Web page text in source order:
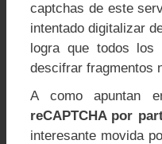
captchas de este
intentado digitalizar
logra que todos los
descifrar fragmentos
A como apuntan
reCAPTCHA por
interesante movida